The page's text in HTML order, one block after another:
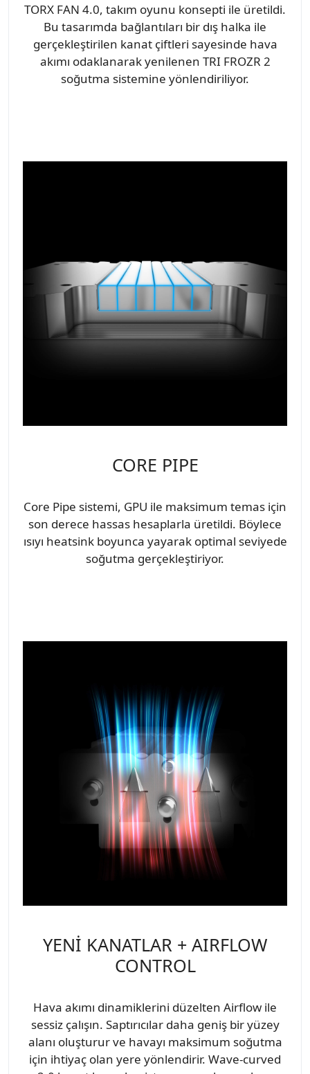
TORX FAN 4.0, takım oyunu konsepti ile üretildi.
Bu tasarımda bağlantıları bir dış halka ile
gerçekleştirilen kanat çiftleri sayesinde hava
akımı odaklanarak yenilenen TRI FROZR 2
soğutma sistemine yönlendiriliyor.
CORE PIPE
Core Pipe sistemi, GPU ile maksimum temas için
son derece hassas hesaplarla üretildi. Böylece
ısıyı heatsink boyunca yayarak optimal seviyede
soğutma gerçekleştiriyor.
YENİ KANATLAR + AIRFLOW
CONTROL
Hava akımı dinamiklerini düzelten Airflow ile
sessiz çalışın. Saptırıcılar daha geniş bir yüzey
alanı oluşturur ve havayı maksimum soğutma
için ihtiyaç olan yere yönlendirir. Wave-curved